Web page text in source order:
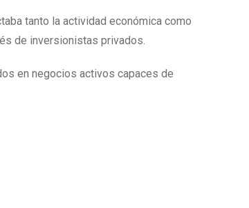
tanto la actividad económica como
de inversionistas privados.
en negocios activos capaces de